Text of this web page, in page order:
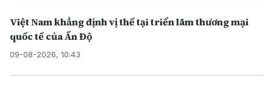
Việt Nam khẳng định vị thế tại triển lãm thương mại
quốc tế của Ấn Độ
09-08-2026, 10:43